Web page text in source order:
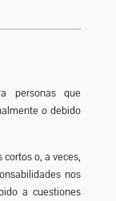
personas que
o debido
o, a veces,
nos
a cuestiones